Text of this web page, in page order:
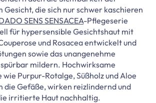
Gesicht, die sich nur schwer kaschieren
SENS SENSACEA-Pflegeserie
für hypersensible Gesichtshaut mit
und Rosacea entwickelt und
sowie das unangenehme
mildern. Hochwirksame
Purpur-Rotalge, Süßholz und Aloe
die Gefäße, wirken reizlindernd und
irritierte Haut nachhaltig.